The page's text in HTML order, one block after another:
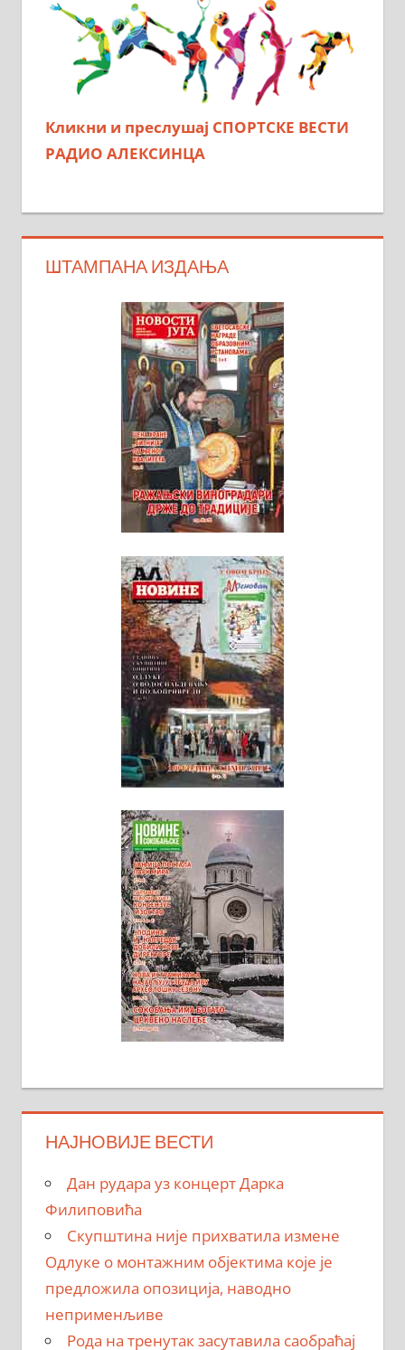
Кликни и преслушај СПОРТСКЕ ВЕСТИ
РАДИО АЛЕКСИНЦА
ШТАМПАНА ИЗДАЊА
НАЈНОВИЈЕ ВЕСТИ
Дан рудара уз концерт Дарка
Филиповића
Скупштина није прихватила измене
Одлуке о монтажним објектима које је
предложила опозиција, наводно
неприменљиве
Рода на тренутак засутавила саобраћај